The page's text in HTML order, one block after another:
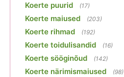
Koerte puurid (17)
Koerte maiused (203)
Koerte rihmad (192)
Koerte toidulisandid (16)
Koerte sööginõud (142)
Koerte närimismaiused (98)